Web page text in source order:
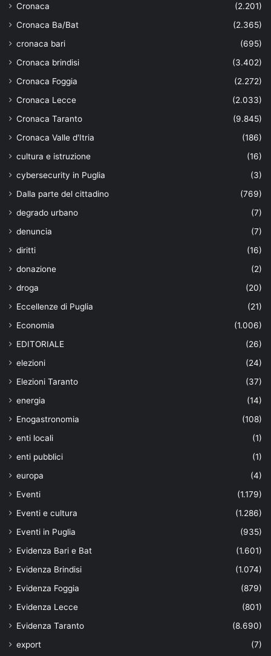
Cronaca
(2.201)
Cronaca Ba/Bat
(2.365)
cronaca bari
(695)
Cronaca brindisi
(3.402)
Cronaca Foggia
(2.272)
Cronaca Lecce
(2.033)
Cronaca Taranto
(9.845)
Cronaca Valle d'Itria
(186)
cultura e istruzione
(16)
cybersecurity in Puglia
(3)
Dalla parte del cittadino
(769)
degrado urbano
(7)
denuncia
(7)
diritti
(16)
donazione
(2)
droga
(20)
Eccellenze di Puglia
(21)
Economia
(1.006)
EDITORIALE
(26)
elezioni
(24)
Elezioni Taranto
(37)
energia
(14)
Enogastronomia
(108)
enti locali
(1)
enti pubblici
(1)
europa
(4)
Eventi
(1.179)
Eventi e cultura
(1.286)
Eventi in Puglia
(935)
Evidenza Bari e Bat
(1.601)
Evidenza Brindisi
(1.074)
Evidenza Foggia
(879)
Evidenza Lecce
(801)
Evidenza Taranto
(8.690)
export
(7)